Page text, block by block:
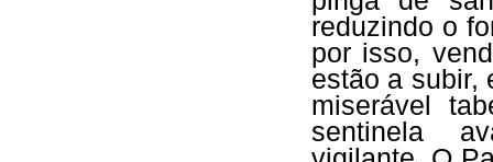
reduzindo o
por isso,
estão a subir,
miserável
sentinela